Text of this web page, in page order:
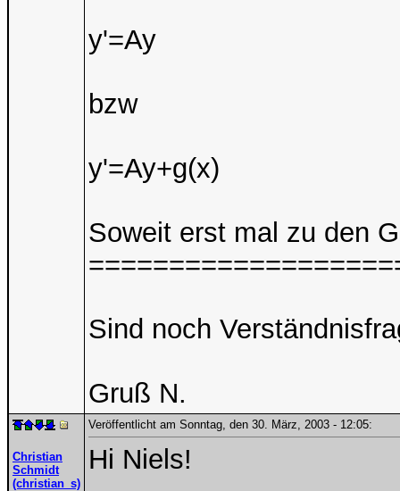
y'=Ay
bzw
y'=Ay+g(x)
Soweit erst mal zu den
Sind noch
Gruß N.
Christian
Schmidt
(christian_s)
Veröffentlicht am Sonntag, den 30. März, 2003 - 12:05:
Hi Niels!